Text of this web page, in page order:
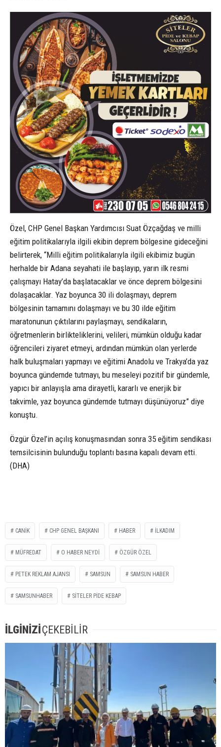
Özel, CHP Genel Başkan Yardımcısı Suat Özçağdaş ve milli
eğitim politikalarıyla ilgili ekibin deprem bölgesine gideceğini
belirterek, “Milli eğitim politikalarıyla ilgili ekibimiz bugün
herhalde bir Adana seyahati ile başlayıp, yarın ilk resmi
çalışmayı Hatay’da başlatacaklar ve önce deprem bölgesini
dolaşacaklar. Yaz boyunca 30 ili dolaşmayı, deprem
bölgesinin tamamını dolaşmayı ve bu 30 ilde eğitim
maratonunun çıktılarını paylaşmayı, sendikaların,
öğretmenlerin birlikteliklerini, velileri, mümkün olduğu kadar
öğrencileri ziyaret etmeyi, ardından mümkün olan yerlerde
halk buluşmaları yapmayı ve eğitimi Anadolu ve Trakya’da yaz
boyunca gündemde tutmayı, bu meseleyi pozitif bir gündemle,
yapıcı bir anlayışla ama dirayetli, kararlı ve enerjik bir
takvimle, yaz boyunca gündemde tutmayı düşünüyoruz” diye
konuştu.
Özgür Özel’in açılış konuşmasından sonra 35 eğitim sendikası
temsilcisinin bulunduğu toplantı basına kapalı devam etti.
(DHA)
CANİK CHP GENEL BAŞKANI HABER İLKADIM
MÜFREDAT O HABER NEYDİ ÖZGÜR ÖZEL
PETEK REKLAM AJANSI SAMSUN SAMSUN HABER
SAMSUNHABER SİTELER PİDE KEBAP
İLGİNİZİÇEKEBİLİR